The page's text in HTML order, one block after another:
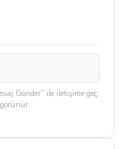
Gönder” ile iletişime geç.